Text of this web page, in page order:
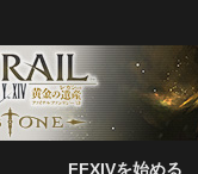
FFXIVを始める